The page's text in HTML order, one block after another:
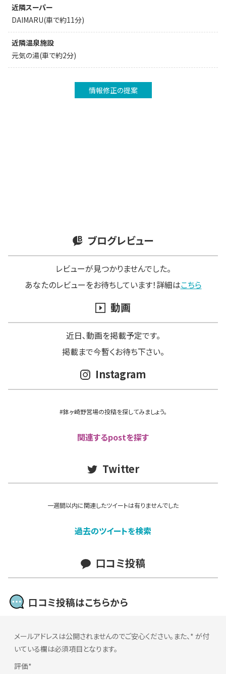
近隣スーパー
DAIMARU(車で約11分)
近隣温泉施設
元気の湯(車で約2分)
情報修正の提案
ブログレビュー
レビューが見つかりませんでした。
あなたのレビューをお待ちしています！詳細はこちら
動画
近日､動画を掲載予定です。
掲載まで今暫くお待ち下さい。
Instagram
#鉢ヶ崎野営場の投稿を探してみましょう。
関連するpostを探す
Twitter
一週間以内に関連したツイートは有りませんでした
過去のツイートを検索
口コミ投稿
口コミ投稿はこちらから
メールアドレスは公開されませんのでご安心ください。また、* が付
いている欄は必須項目となります。